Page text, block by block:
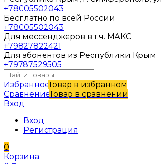
+78005502043
Бесплатно по всей России
+78005502043
Для мессенджеров в т.ч. МАКС
+79827822421
Для абонентов из Республики Крым
+79787529505
ИзбранноеТовар в избранном
СравнениеТовар в сравнении
Вход
Вход
Регистрация
0
Корзина